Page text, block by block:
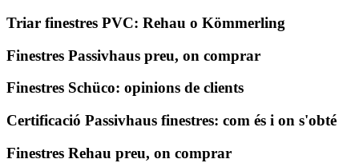
Triar finestres PVC: Rehau o Kömmerling
Finestres Passivhaus preu, on comprar
Finestres Schüco: opinions de clients
Certificació Passivhaus finestres: com és i on s'obté
Finestres Rehau preu, on comprar